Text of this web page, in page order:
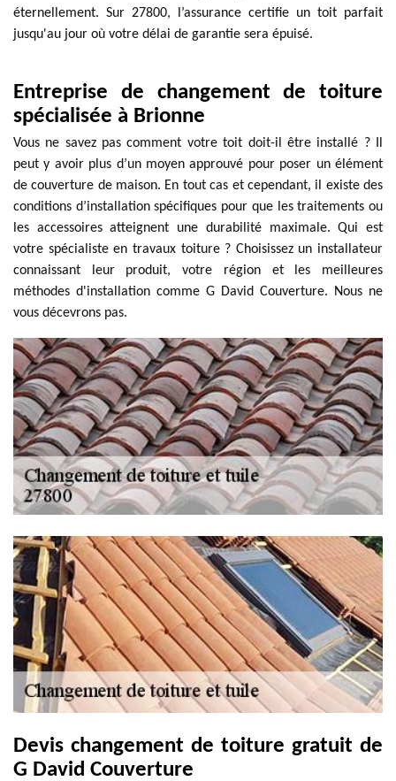
éternellement. Sur 27800, l’assurance certifie un toit parfait
jusqu'au jour où votre délai de garantie sera épuisé.
Entreprise de changement de toiture
spécialisée à Brionne
Vous ne savez pas comment votre toit doit-il être installé ? Il
peut y avoir plus d’un moyen approuvé pour poser un élément
de couverture de maison. En tout cas et cependant, il existe des
conditions d’installation spécifiques pour que les traitements ou
les accessoires atteignent une durabilité maximale. Qui est
votre spécialiste en travaux toiture ? Choisissez un installateur
connaissant leur produit, votre région et les meilleures
méthodes d'installation comme G David Couverture. Nous ne
vous décevrons pas.
Devis changement de toiture gratuit de
G David Couverture